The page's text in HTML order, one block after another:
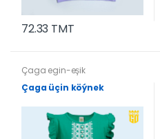
72.33 TMT
Çaga egin-eşik
Çaga üçin köýnek